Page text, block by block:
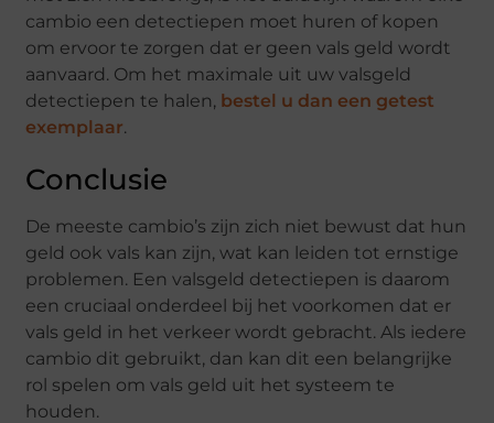
cambio een detectiepen moet huren of kopen
om ervoor te zorgen dat er geen vals geld wordt
aanvaard. Om het maximale uit uw valsgeld
detectiepen te halen, bestel u dan een getest
exemplaar.
Conclusie
De meeste cambio’s zijn zich niet bewust dat hun
geld ook vals kan zijn, wat kan leiden tot ernstige
problemen. Een valsgeld detectiepen is daarom
een cruciaal onderdeel bij het voorkomen dat er
vals geld in het verkeer wordt gebracht. Als iedere
cambio dit gebruikt, dan kan dit een belangrijke
rol spelen om vals geld uit het systeem te
houden.